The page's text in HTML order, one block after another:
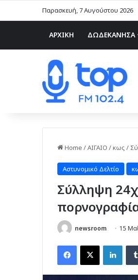
Παρασκευή, 7 Αυγούστου 2026
ΑΡΧΙΚΗ ΔΩΔΕΚΑΝΗΣΑ
Home /ΑΙΓΑΙΟ /κως /
Αστυνομικό Δελτίο
Σύλληψη
newsroom 15
Facebook
X